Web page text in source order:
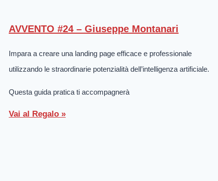
AVVENTO #24 – Giuseppe Montanari
Impara a creare una landing page efficace e professionale
utilizzando le straordinarie potenzialità dell’intelligenza artificiale.
Questa guida pratica ti accompagnerà
Vai al Regalo »